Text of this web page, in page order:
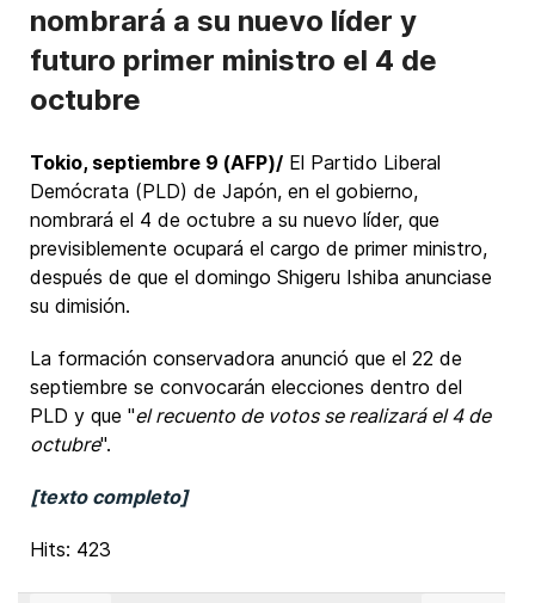
nombrará a su nuevo líder y
futuro primer ministro el 4 de
octubre
Tokio, septiembre 9 (AFP)/ El Partido Liberal
Demócrata (PLD) de Japón, en el gobierno,
nombrará el 4 de octubre a su nuevo líder, que
previsiblemente ocupará el cargo de primer ministro,
después de que el domingo Shigeru Ishiba anunciase
su dimisión.
La formación conservadora anunció que el 22 de
septiembre se convocarán elecciones dentro del
PLD y que "el recuento de votos se realizará el 4 de
octubre".
[texto completo]
Hits: 423